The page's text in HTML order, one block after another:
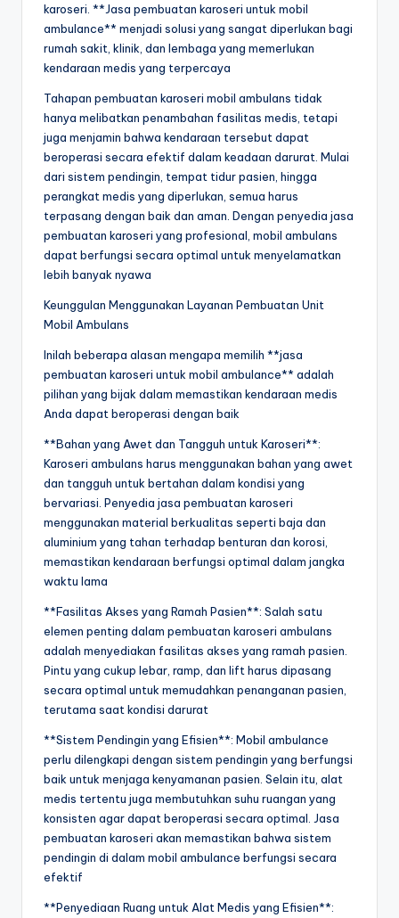
karoseri. **Jasa pembuatan karoseri untuk mobil
ambulance** menjadi solusi yang sangat diperlukan bagi
rumah sakit, klinik, dan lembaga yang memerlukan
kendaraan medis yang terpercaya
Tahapan pembuatan karoseri mobil ambulans tidak
hanya melibatkan penambahan fasilitas medis, tetapi
juga menjamin bahwa kendaraan tersebut dapat
beroperasi secara efektif dalam keadaan darurat. Mulai
dari sistem pendingin, tempat tidur pasien, hingga
perangkat medis yang diperlukan, semua harus
terpasang dengan baik dan aman. Dengan penyedia jasa
pembuatan karoseri yang profesional, mobil ambulans
dapat berfungsi secara optimal untuk menyelamatkan
lebih banyak nyawa
Keunggulan Menggunakan Layanan Pembuatan Unit
Mobil Ambulans
Inilah beberapa alasan mengapa memilih **jasa
pembuatan karoseri untuk mobil ambulance** adalah
pilihan yang bijak dalam memastikan kendaraan medis
Anda dapat beroperasi dengan baik
**Bahan yang Awet dan Tangguh untuk Karoseri**:
Karoseri ambulans harus menggunakan bahan yang awet
dan tangguh untuk bertahan dalam kondisi yang
bervariasi. Penyedia jasa pembuatan karoseri
menggunakan material berkualitas seperti baja dan
aluminium yang tahan terhadap benturan dan korosi,
memastikan kendaraan berfungsi optimal dalam jangka
waktu lama
**Fasilitas Akses yang Ramah Pasien**: Salah satu
elemen penting dalam pembuatan karoseri ambulans
adalah menyediakan fasilitas akses yang ramah pasien.
Pintu yang cukup lebar, ramp, dan lift harus dipasang
secara optimal untuk memudahkan penanganan pasien,
terutama saat kondisi darurat
**Sistem Pendingin yang Efisien**: Mobil ambulance
perlu dilengkapi dengan sistem pendingin yang berfungsi
baik untuk menjaga kenyamanan pasien. Selain itu, alat
medis tertentu juga membutuhkan suhu ruangan yang
konsisten agar dapat beroperasi secara optimal. Jasa
pembuatan karoseri akan memastikan bahwa sistem
pendingin di dalam mobil ambulance berfungsi secara
efektif
**Penyediaan Ruang untuk Alat Medis yang Efisien**: